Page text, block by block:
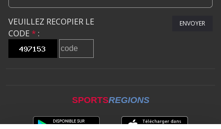
VEUILLEZ RECOPIER LE
CODE * :
ENVOYER
SPORTSREGIONS